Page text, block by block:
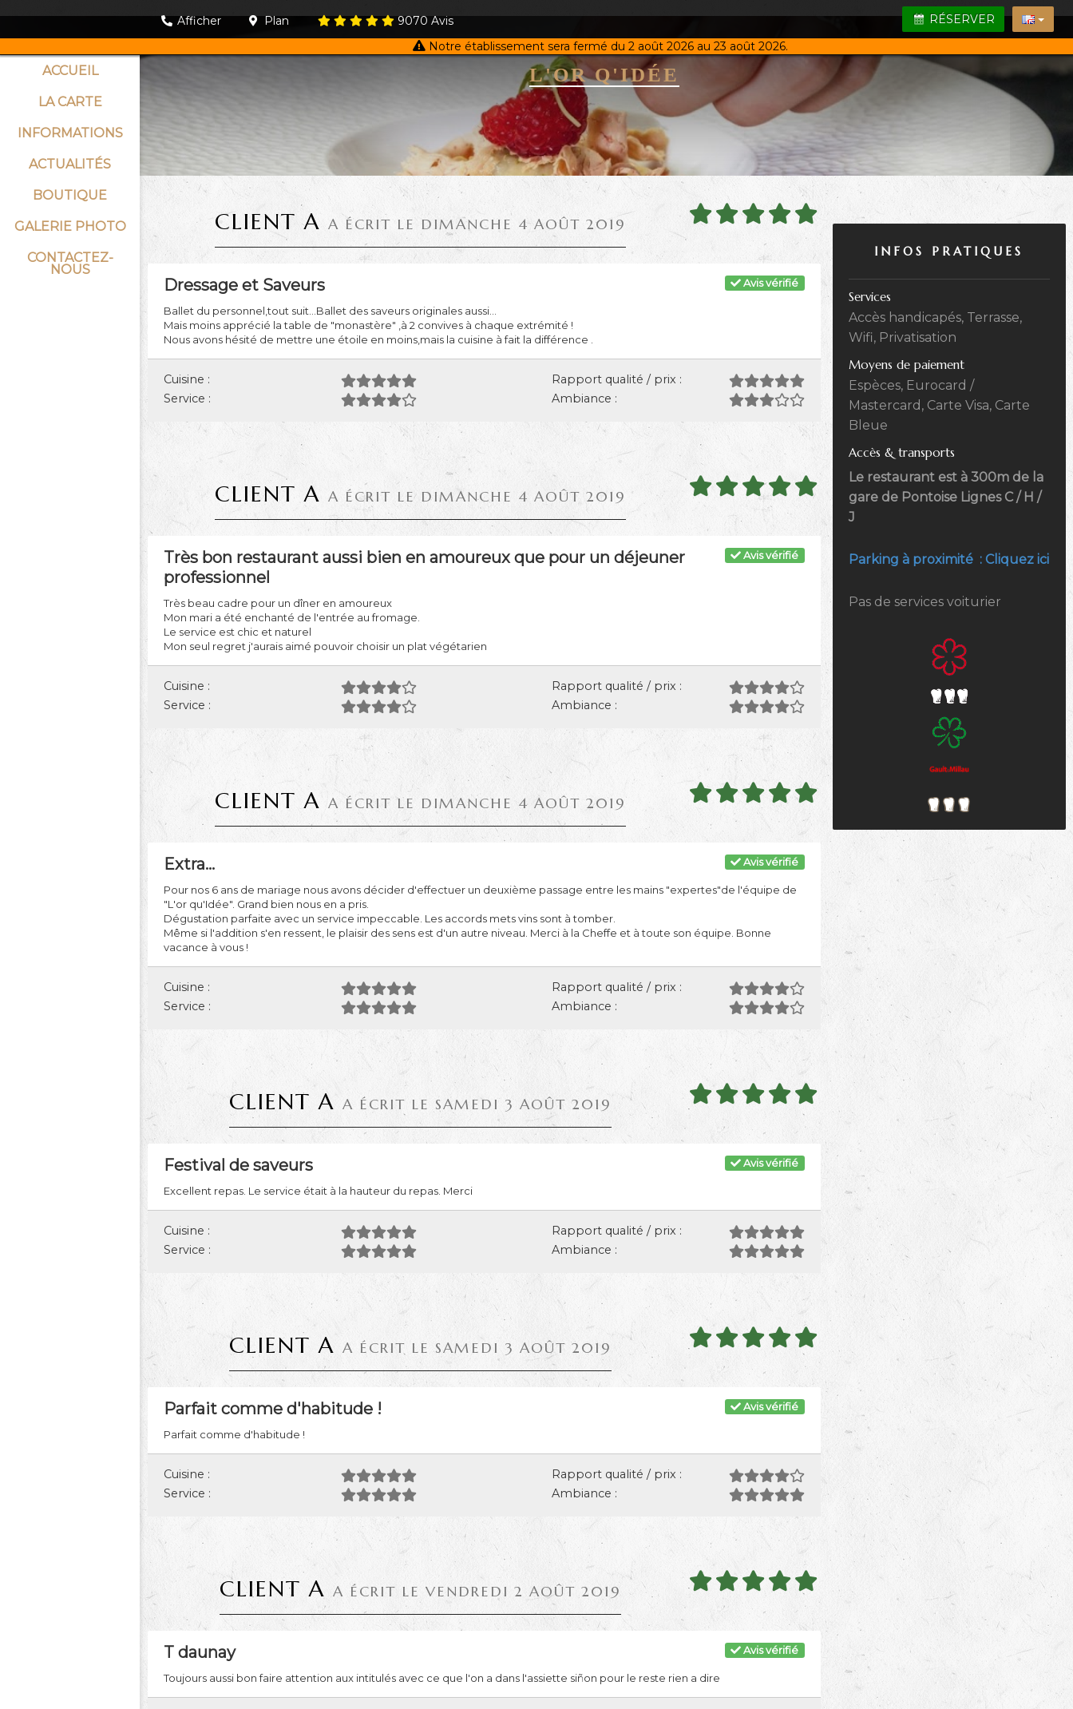
RÉSERVER
Afficher Plan 9070Avis
Notre établissement sera fermé du 2 août 2026 au 23 août 2026.
L'OR Q'IDÉE
ACCUEIL
LA CARTE
INFORMATIONS
ACTUALITÉS
BOUTIQUE
GALERIE PHOTO
CONTACTEZ-
NOUS
CLIENT A A ÉCRIT LE DIMANCHE 4 AOÛT 2019
Avis vérifié
Dressage et Saveurs
Ballet du personnel,tout suit...Ballet des saveurs originales aussi...
Mais moins apprécié la table de "monastère" ,à 2 convives à chaque extrémité !
Nous avons hésité de mettre une étoile en moins,mais la cuisine à fait la différence .
Cuisine :
Rapport qualité / prix :
Service :
Ambiance :
CLIENT A A ÉCRIT LE DIMANCHE 4 AOÛT 2019
Avis vérifié
Très bon restaurant aussi bien en amoureux que pour un déjeuner
professionnel
Très beau cadre pour un dîner en amoureux
Mon mari a été enchanté de l'entrée au fromage.
Le service est chic et naturel
Mon seul regret j'aurais aimé pouvoir choisir un plat végétarien
Cuisine :
Rapport qualité / prix :
Service :
Ambiance :
CLIENT A A ÉCRIT LE DIMANCHE 4 AOÛT 2019
Avis vérifié
Extra...
Pour nos 6 ans de mariage nous avons décider d'effectuer un deuxième passage entre les mains "expertes"de l'équipe de
"L'or qu'Idée". Grand bien nous en a pris.
Dégustation parfaite avec un service impeccable. Les accords mets vins sont à tomber.
Même si l'addition s'en ressent, le plaisir des sens est d'un autre niveau. Merci à la Cheffe et à toute son équipe. Bonne
vacance à vous !
Cuisine :
Rapport qualité / prix :
Service :
Ambiance :
CLIENT A A ÉCRIT LE SAMEDI 3 AOÛT 2019
Avis vérifié
Festival de saveurs
Excellent repas. Le service était à la hauteur du repas. Merci
Cuisine :
Rapport qualité / prix :
Service :
Ambiance :
CLIENT A A ÉCRIT LE SAMEDI 3 AOÛT 2019
Avis vérifié
Parfait comme d'habitude !
Parfait comme d'habitude !
Cuisine :
Rapport qualité / prix :
Service :
Ambiance :
CLIENT A A ÉCRIT LE VENDREDI 2 AOÛT 2019
Avis vérifié
T daunay
Toujours aussi bon faire attention aux intitulés avec ce que l'on a dans l'assiette siñon pour le reste rien a dire
INFOS PRATIQUES
Services
Accès handicapés, Terrasse,
Wifi, Privatisation
Moyens de paiement
Espèces, Eurocard /
Mastercard, Carte Visa, Carte
Bleue
Accès & transports
Le restaurant est à 300m de la
gare de Pontoise Lignes C / H /
J
Parking à proximité : Cliquez ici
Pas de services voiturier